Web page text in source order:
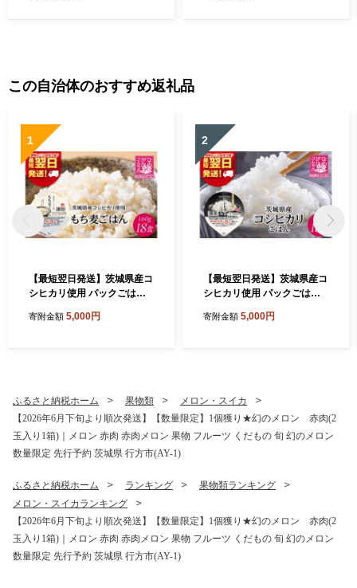
この自治体のおすすめ返礼品
1
【最短翌日発送】茨城県産コ
シヒカリ使用 パックごはん
カリ こしひかり もち麦 パッ
寄附金額 5,000円
2
【最短翌日発送】茨城県産コ
シヒカリ使用 パックごはん
リ こしひかり 白米 パックご
寄附金額 5,000円
ふるさと納税ホーム 果物類
メロン・スイカ
【2026年6月下旬より順次発送】【数量限定】1個獲り★幻のメロン 赤肉(2
玉入り1箱)｜メロン 赤肉 赤肉メロン 果物 フルーツ くだもの 旬 幻のメロン
数量限定 先行予約 茨城県 行方市(AY-1)
ふるさと納税ホーム ランキング
果物類ランキング
メロン・スイカランキング
【2026年6月下旬より順次発送】【数量限定】1個獲り★幻のメロン 赤肉(2
玉入り1箱)｜メロン 赤肉 赤肉メロン 果物 フルーツ くだもの 旬 幻のメロン
数量限定 先行予約 茨城県 行方市(AY-1)